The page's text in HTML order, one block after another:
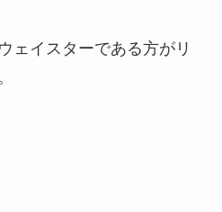
ェイスターである方がリ